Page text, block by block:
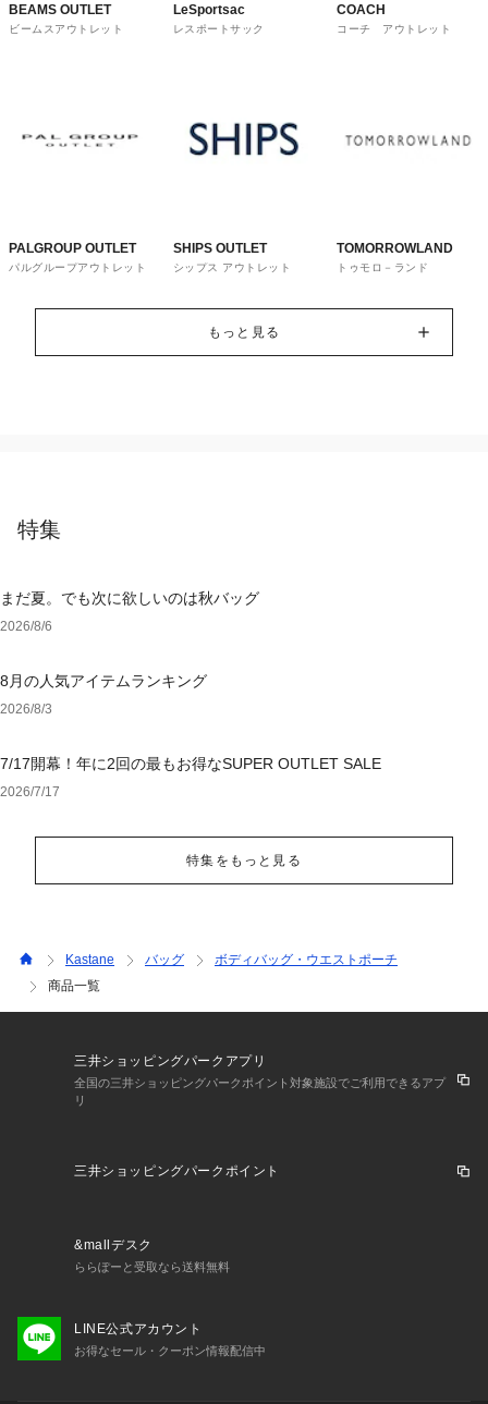
BEAMS OUTLET
ビームスアウトレット
LeSportsac
レスポートサック
COACH
コーチ アウトレット
PALGROUP OUTLET
パルグループアウトレット
SHIPS OUTLET
シップス アウトレット
TOMORROWLAND
トゥモロ－ランド
もっと見る
特集
まだ夏。でも次に欲しいのは秋バッグ
2026/8/6
8月の人気アイテムランキング
2026/8/3
7/17開幕！年に2回の最もお得なSUPER OUTLET SALE
2026/7/17
特集をもっと見る
Kastane バッグ
ボディバッグ・ウエストポーチ
商品一覧
三井ショッピングパークアプリ
全国の三井ショッピングパークポイント対象施設でご利用できるアプ
リ
三井ショッピングパークポイント
&mallデスク
ららぽーと受取なら送料無料
LINE公式アカウント
お得なセール・クーポン情報配信中